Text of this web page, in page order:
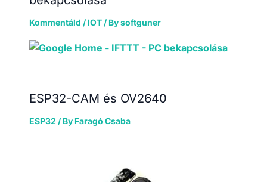
Kommentáld /IOT/ Bysoftguner
ESP32-CAM és OV2640
ESP32 / By Faragó Csaba